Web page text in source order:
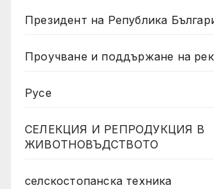
Президент на Република
Проучване и поддържане на
Русе
СЕЛЕКЦИЯ И РЕПРОДУКЦИЯ В
ЖИВОТНОВЪДСТВОТО
селскостопанска техника